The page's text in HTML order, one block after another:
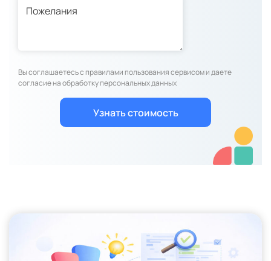
Вы соглашаетесь с правилами пользования сервисом и даете
согласие на обработку персональных данных